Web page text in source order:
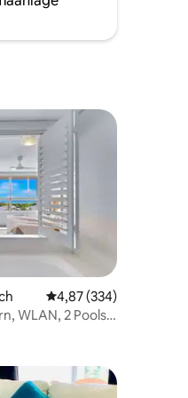
5, 128 Bewertungen
Durchschnittliche
4,87 (334)
WLAN, 2 Pools,